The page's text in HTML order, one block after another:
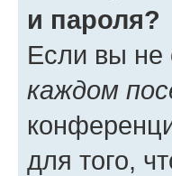
и пароля?
Если вы не
каждом
для того,